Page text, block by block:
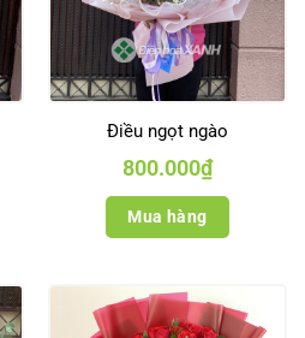
Điều ngọt ngào
800.000₫
Mua hàng